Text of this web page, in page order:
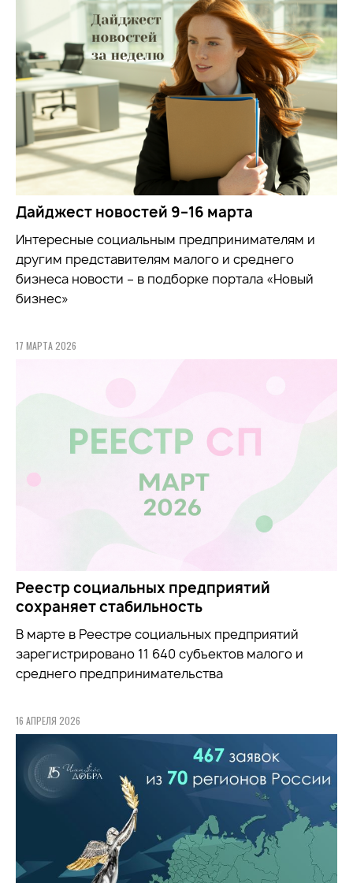
Дайджест новостей 9–16 марта
Интересные социальным предпринимателям и
другим представителям малого и среднего
бизнеса новости – в подборке портала «Новый
бизнес»
17 МАРТА 2026
Реестр социальных предприятий
сохраняет стабильность
В марте в Реестре социальных предприятий
зарегистрировано 11 640 субъектов малого и
среднего предпринимательства
16 АПРЕЛЯ 2026